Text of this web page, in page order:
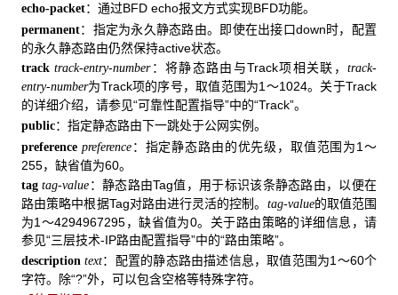
echo-packet：通过BFD echo报文方式实现BFD功能。
permanent：指定为永久静态路由。即使在出接口down时，配置
的永久静态路由仍然保持active状态。
tracktrack-entry-number：将静态路由与Track项相关联，track-
entry-number为Track项的序号，取值范围为1～1024。关于Track
的详细介绍，请参见“可靠性配置指导”中的“Track”。
public：指定静态路由下一跳处于公网实例。
preference preference：指定静态路由的优先级，取值范围为1～
255，缺省值为60。
tagtag-value ：静态路由Tag值，用于标识该条静态路由，以便在
路由策略中根据Tag对路由进行灵活的控制。 tag-value的取值范围
为1～4294967295，缺省值为0。关于路由策略的详细信息，请
参见“三层技术-IP路由配置指导”中的“路由策略”。
descriptiontext：配置的静态路由描述信息，取值范围为1～60个
字符。除“?”外，可以包含空格等特殊字符。